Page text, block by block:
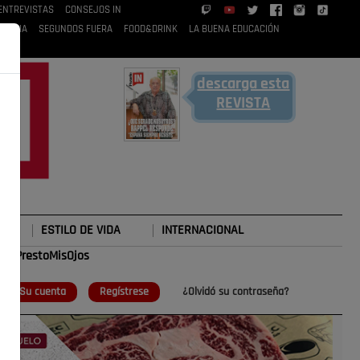
CONSEJOS IN
RUBIA
SEGUNDOS FUERA FOOD&DRINK LA BUENA EDUCACIÓN
descarga esta
REVISTA
ESTILO DE VIDA INTERNACIONAL
Su cuenta Regístrese ¿Olvidó su contraseña?